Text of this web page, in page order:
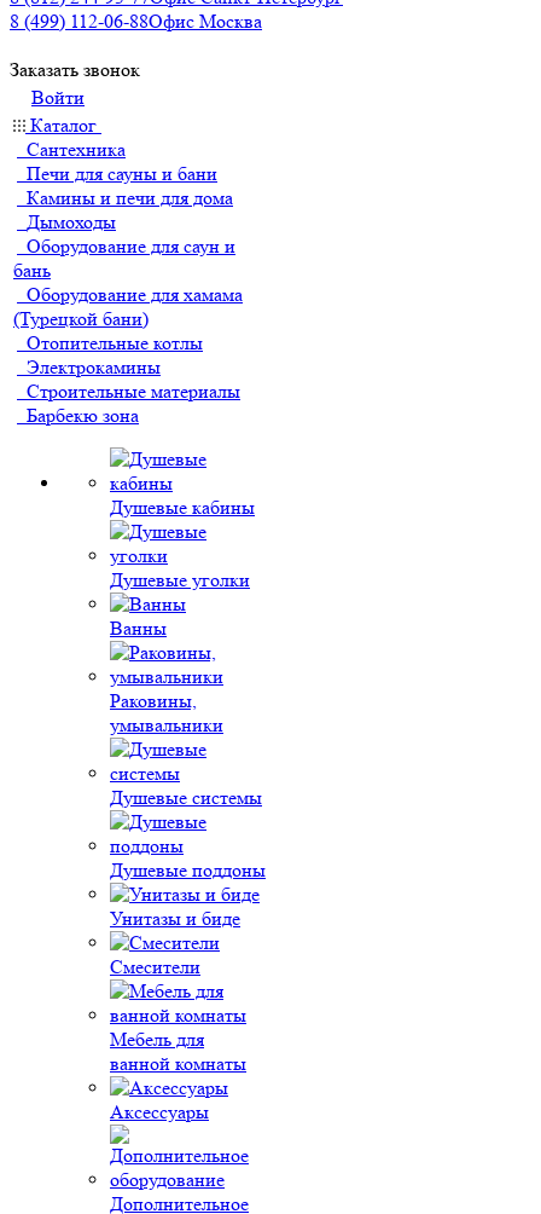
8 (499) 112-06-88Офис Москва
Заказать звонок
Войти
Каталог
Сантехника
Печи для сауны и бани
Камины и печи для дома
Дымоходы
Оборудование для саун и
бань
Оборудование для хамама
(Турецкой бани)
Отопительные котлы
Электрокамины
Строительные материалы
Барбекю зона
Душевые кабины
Душевые уголки
Ванны
Раковины,
умывальники
Душевые системы
Душевые поддоны
Унитазы и биде
Смесители
Мебель для
ванной комнаты
Аксессуары
Дополнительное